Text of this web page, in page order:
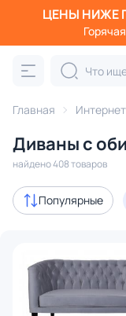
ЦЕНЫ НИЖЕ
Главная
Диваны с
найдено 408 товаров
Популярные
Категория:
дизайнерские
Акции 13
Доставка
Цена